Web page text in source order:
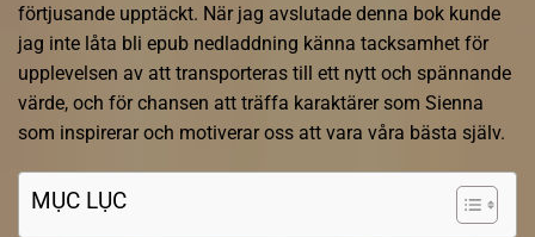
förtjusande upptäckt. När jag avslutade denna bok kunde
jag inte låta bli epub nedladdning känna tacksamhet för
upplevelsen av att transporteras till ett nytt och spännande
värde, och för chansen att träffa karaktärer som Sienna
som inspirerar och motiverar oss att vara våra bästa själv.
MỤC LỤC